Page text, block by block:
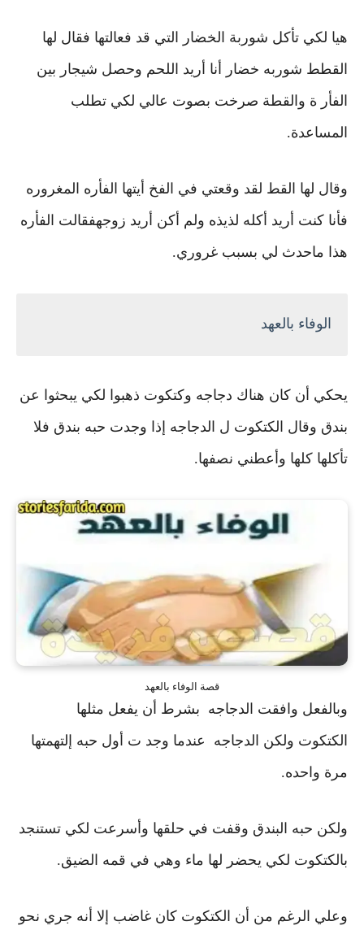
هيا لكي تأكل شوربة الخضار التي قد فعالتها فقال لها
القطط شوربه خضار
أنا أريد اللحم وحصل شيجار بين
الفأر ة والقطة صرخت بصوت عالي لكي تطلب
المساعدة.
وقال لها القط لقد وقعتي في الفخ أيتها الفأره المغروره
فأنا كنت أريد أكله لذيذه ولم أكن أريد زوجهفقالت الفأره
هذا ماحدث لي بسبب غروري.
الوفاء بالعهد
يحكي أن كان هناك دجاجه وكتكوت ذهبوا لكي يبحثوا عن
بندق وقال الكتكوت ل الدجاجه إذا وجدت حبه بندق فلا
تأكلها كلها وأعطني نصفها.
قصة الوفاء بالعهد
وبالفعل وافقت الدجاجه بشرط أن يفعل مثلها
الكتكوت ولكن الدجاجه عندما وجد ت أول حبه إلتهمتها
مرة واحده.
ولكن حبه البندق وقفت في حلقها وأسرعت لكي تستنجد
بالكتكوت لكي يحضر لها ماء وهي في قمه الضيق.
وعلي الرغم من أن الكتكوت كان غاضب إلا أنه جري نحو